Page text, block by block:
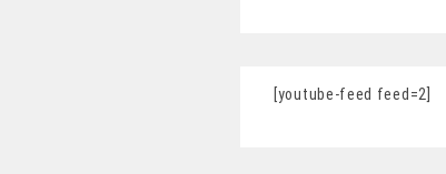
[youtube-feed feed=2]